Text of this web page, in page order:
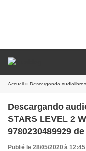
Accueil » Descargando audiolibros a iphone
Descargando
STARS LEVEL 2
9780230489929 de
Publié le 28/05/2020 à 12:45